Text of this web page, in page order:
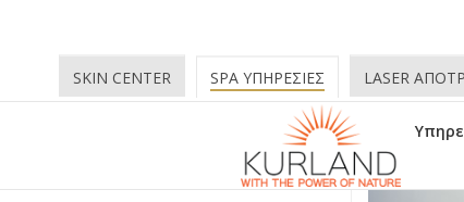
SKIN CENTER SPA ΥΠΗΡΕΣΙΕΣ LASER